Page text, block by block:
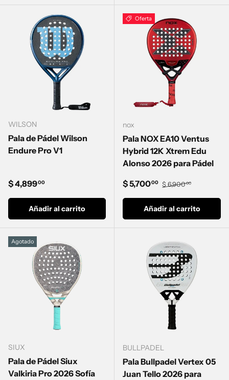
WILSON
Pala de Pádel Wilson
Endure Pro V1
Precio normal
$ 4,89900
Añadir al carrito
Oferta
nox
Pala NOX EA10 Ventus
Hybrid 12K Xtrem Edu
Alonso 2026 para Pádel
Precio de venta
$ 5,70000 Precio normal
$ 6,90000
Añadir al carrito
Agotado
SIUX
Pala de Pádel Siux
Valkiria Pro 2026 Sofía
BULLPADEL
Pala Bullpadel Vertex 05
Juan Tello 2026 para